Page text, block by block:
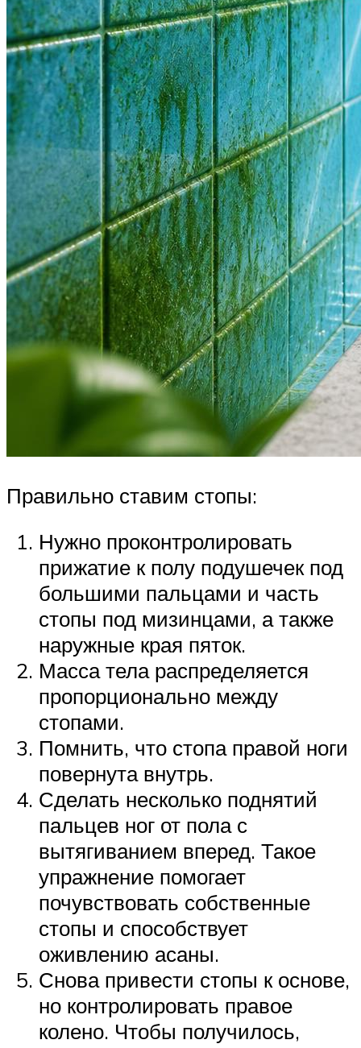
Правильно ставим стопы:
Нужно проконтролировать
прижатие к полу подушечек под
большими пальцами и часть
стопы под мизинцами, а также
наружные края пяток.
Масса тела распределяется
пропорционально между
стопами.
Помнить, что стопа правой ноги
повернута внутрь.
Сделать несколько поднятий
пальцев ног от пола с
вытягиванием вперед. Такое
упражнение помогает
почувствовать собственные
стопы и способствует
оживлению асаны.
Снова привести стопы к основе,
но контролировать правое
колено. Чтобы получилось,